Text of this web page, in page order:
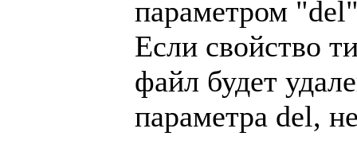
параметром
Если свойство
файл будет
параметра del,